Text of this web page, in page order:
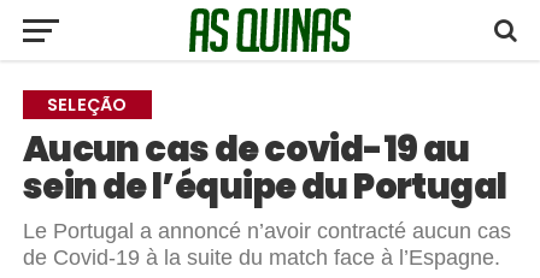
SELEÇÃO
Aucun cas de covid-19 au
sein de l’équipe du Portugal
Le Portugal a annoncé n’avoir contracté aucun cas
de Covid-19 à la suite du match face à l’Espagne.